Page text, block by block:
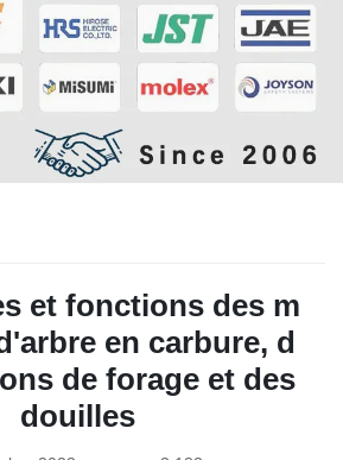
et fonctions des m
en carbure, d
de forage et des
douilles